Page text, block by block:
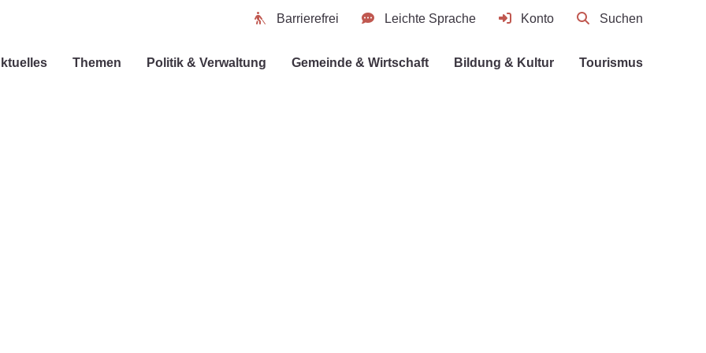
Barrierefrei Leichte Sprache Konto Suchen
Themen Politik & Verwaltung Gemeinde & Wirtschaft Bildung & Kultur Tourismus